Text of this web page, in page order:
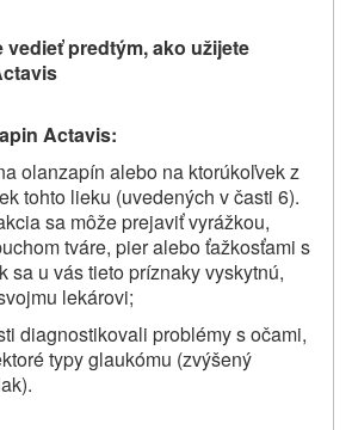
vedieť predtým, ako užijete
Actavis:
olanzapín alebo na ktorúkoľvek z
tohto lieku (uvedených v časti 6).
sa môže prejaviť vyrážkou,
tváre, pier alebo ťažkosťami s
sa u vás tieto príznaky vyskytnú,
lekárovi;
diagnostikovali problémy s očami,
typy glaukómu (zvýšený